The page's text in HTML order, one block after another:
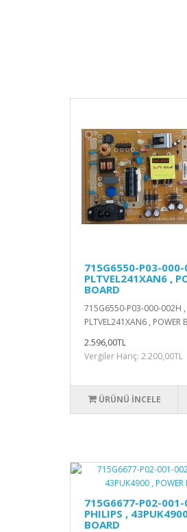
715G6550-P03-000-
PLTVEL241XAN6 ,
BOARD
715G6550-P03-000-002H ,
PLTVEL241XAN6 , POWER
2.596,00TL
Vergiler Hariç: 2.200,00TL
ÜRÜNÜ İNCELE
715G6677-P02-001-
PHILIPS ,
BOARD